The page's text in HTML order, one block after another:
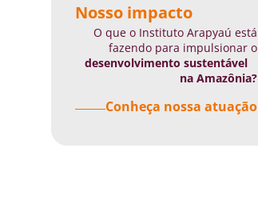
Nosso impacto
O que o Instituto Arapyaú está
fazendo para impulsionar o
desenvolvimento sustentável
na Amazônia?
Conheça nossa atuação